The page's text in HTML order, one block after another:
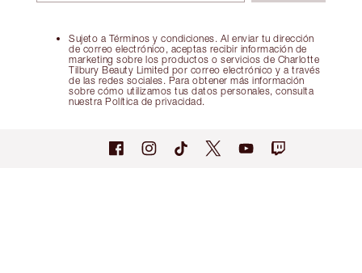
Sujeto a Términos y condiciones. Al enviar tu dirección
de correo electrónico, aceptas recibir información de
marketing sobre los productos o servicios de Charlotte
Tilbury Beauty Limited por correo electrónico y a través
de las redes sociales. Para obtener más información
sobre cómo utilizamos tus datos personales, consulta
nuestra Política de privacidad.